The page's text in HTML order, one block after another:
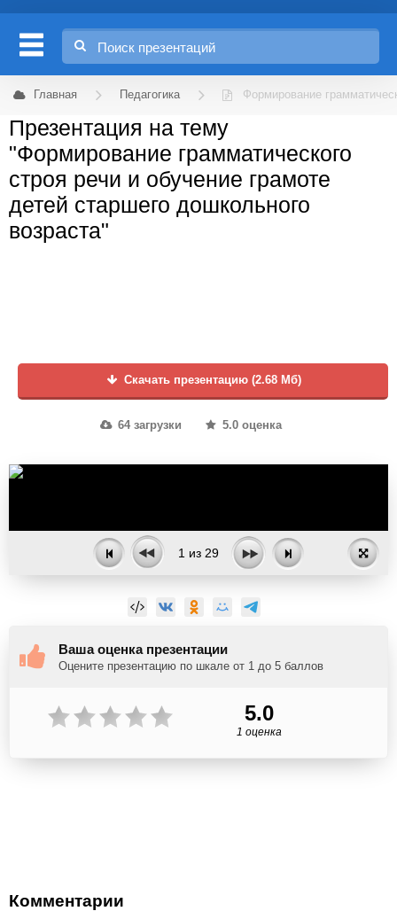
Главная Педагогика Формирование
Презентация на тему
"Формирование грамматического
строя речи и обучение грамоте
детей старшего дошкольного
возраста"
Скачать презентацию (2.68 Мб)
64 загрузки 5.0 оценка
1 из 29
Ваша оценка презентации
Оцените презентацию по шкале от 1 до 5 баллов
5.0
1 оценка
Комментарии